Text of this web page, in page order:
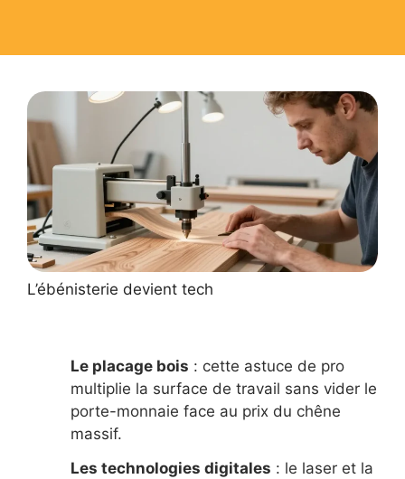
L’ébénisterie devient tech
Le placage bois : cette astuce de pro
multiplie la surface de travail sans vider le
porte-monnaie face au prix du chêne
massif.
Les technologies digitales : le laser et la